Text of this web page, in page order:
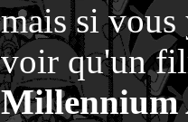
mais si vous
voir qu'un
Millennium